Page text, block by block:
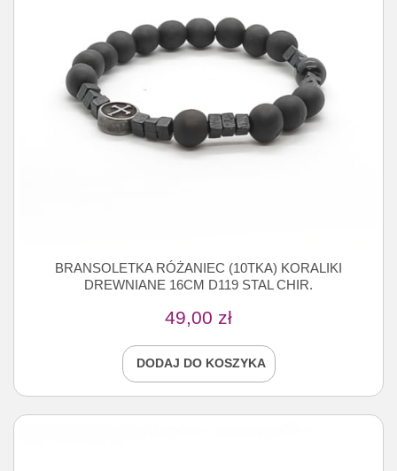
BRANSOLETKA RÓŻANIEC (10TKA) KORALIKI
DREWNIANE 16CM D119 STAL CHIR.
49,00 zł
DODAJ DO KOSZYKA